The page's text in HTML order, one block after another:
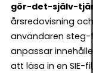
gör-det-själv-
årsredovisning
användaren
anpassar
att läsa in en SIE-